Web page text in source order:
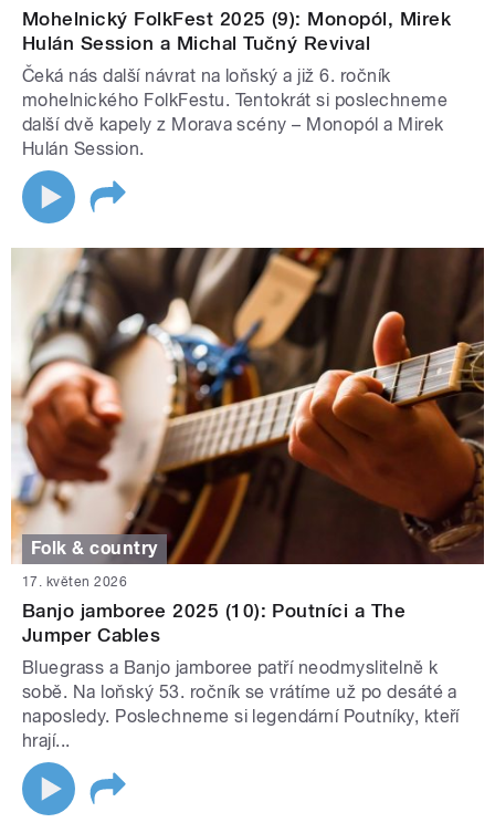
Mohelnický FolkFest 2025 (9): Monopól, Mirek
Hulán Session a Michal Tučný Revival
Čeká nás další návrat na loňský a již 6. ročník
mohelnického FolkFestu. Tentokrát si poslechneme
další dvě kapely z Morava scény – Monopól a Mirek
Hulán Session.
Folk & country
17. květen 2026
Banjo jamboree 2025 (10): Poutníci a The
Jumper Cables
Bluegrass a Banjo jamboree patří neodmyslitelně k
sobě. Na loňský 53. ročník se vrátíme už po desáté a
naposledy. Poslechneme si legendární Poutníky, kteří
hrají...